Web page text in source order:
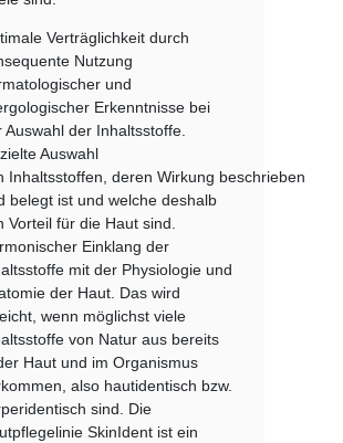
Verträglichkeit durch
Nutzung
und
Erkenntnisse bei
Auswahl der Inhaltsstoffe.
Auswahl
Inhaltsstoffen, deren Wirkung beschrieben
belegt ist und welche deshalb
Vorteil für die Haut sind.
Einklang der
mit der Physiologie und
der Haut. Das wird
wenn möglichst viele
von Natur aus bereits
Haut und im Organismus
also hautidentisch bzw.
sind. Die
SkinIdent ist ein